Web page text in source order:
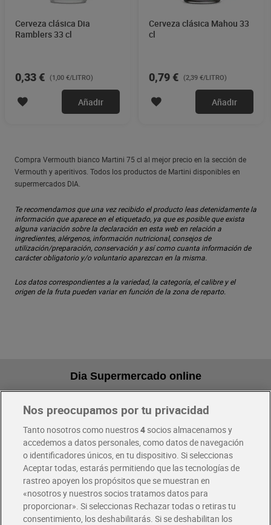
Cerveza clásica Dia
Ramblers 33 cl
0,33 € (1,00 €/LITRO)
Añadir
Cerveza clásica Mahou 33
cl
0,79 € (2,39 €/LITRO)
Añadir
Compra Vermouth bianco Martini 75 cl al mejor precio en la sección de
Vermouth y aperitivos. Todos los productos de Martini disponibles en
supermercados DIA.
Te recomendamos que una vez recibido el producto leas detenidamente la
información que aparece en el etiquetado, ya que es posible que exista
alguna variación sobre la declaración en esta web en relación a
ingredientes, alérgenos, información nutricional, consejos de
utilización/preparación, conservación y así como cuanta información de
carácter obligatorio y/o voluntario aparezcan en la misma.
Los datos correspondientes a la variedad, la categoría, el calibre y el
origen de la fruta pueden variar en función de la zona de reparto.
Dia Supermercado online
Pide hoy, recibe hoy
Envío gratis por compras superiores a 100€
Envío estandar por 4,99€
Glovo y Uber Eats
Solicita tu factura de Glovo o Uber Eats
Nos preocupamos por tu privacidad
Tanto nosotros como nuestros4socios almacenamos y
accedemos a datos personales, como datos de navegación
o identificadores únicos, en tu dispositivo. Si seleccionas
Aceptar todas, estarás permitiendo que las tecnologías de
rastreo apoyen los propósitos que se muestran en
«nosotros y nuestros socios tratamos datos para
proporcionar». Si seleccionas Rechazar todas o retiras tu
consentimiento, los deshabilitarás. Si se deshabilitan los